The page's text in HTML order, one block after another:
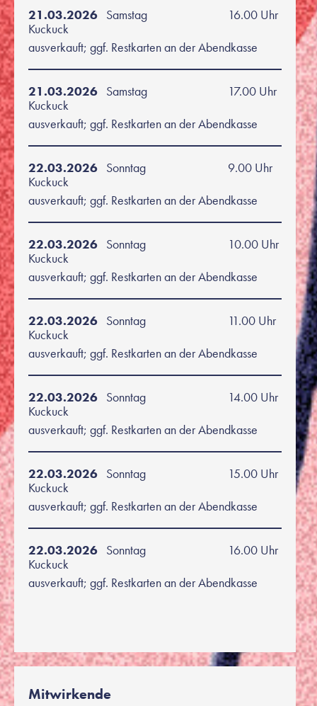
21.03.2026 Samstag
16.00 Uhr
Kuckuck
ausverkauft; ggf. Restkarten an der Abendkasse
21.03.2026 Samstag
17.00 Uhr
Kuckuck
ausverkauft; ggf. Restkarten an der Abendkasse
22.03.2026 Sonntag
9.00 Uhr
Kuckuck
ausverkauft; ggf. Restkarten an der Abendkasse
22.03.2026 Sonntag
10.00 Uhr
Kuckuck
ausverkauft; ggf. Restkarten an der Abendkasse
22.03.2026 Sonntag
11.00 Uhr
Kuckuck
ausverkauft; ggf. Restkarten an der Abendkasse
22.03.2026 Sonntag
14.00 Uhr
Kuckuck
ausverkauft; ggf. Restkarten an der Abendkasse
22.03.2026 Sonntag
15.00 Uhr
Kuckuck
ausverkauft; ggf. Restkarten an der Abendkasse
22.03.2026 Sonntag
16.00 Uhr
Kuckuck
ausverkauft; ggf. Restkarten an der Abendkasse
Mitwirkende